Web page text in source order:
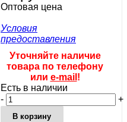
Оптовая цена
Условия
предоставления
Уточняйте наличие
товара по телефону
или e-mail !
Есть в наличии
-
+
В корзину